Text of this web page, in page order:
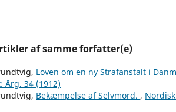
af samme forfatter(e)
Loven om en ny Strafanstalt i
Årg. 34 (1912)
Bekæmpelse af Selvmord. ,